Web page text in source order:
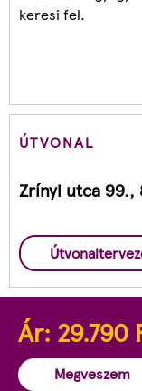
keresi fel.
ÚTVONAL
Zrínyi utca 99.,
Ár: 29.790
Megveszem